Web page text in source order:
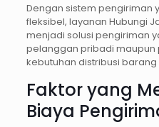
Dengan sistem pengiriman
fleksibel, layanan Hubungi
menjadi solusi pengiriman
pelanggan pribadi maupun
kebutuhan distribusi barang
Faktor yang
Biaya